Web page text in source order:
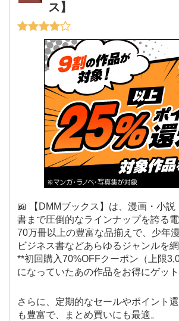
ス】
📖 【DMMブックス】は、漫画・小説
書まで圧倒的なラインナップを誇る
70万冊以上の豊富な品揃えで、少年
ビジネス書などあらゆるジャンルを網
**初回購入70%OFFクーポン（上限
になっていたあの作品をお得にゲット
さらに、定期的なセールやポイント
も豊富で、まとめ買いにも最適。